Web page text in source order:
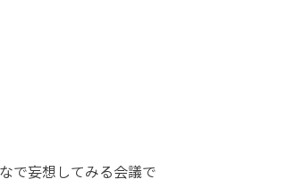
で妄想してみる会議で